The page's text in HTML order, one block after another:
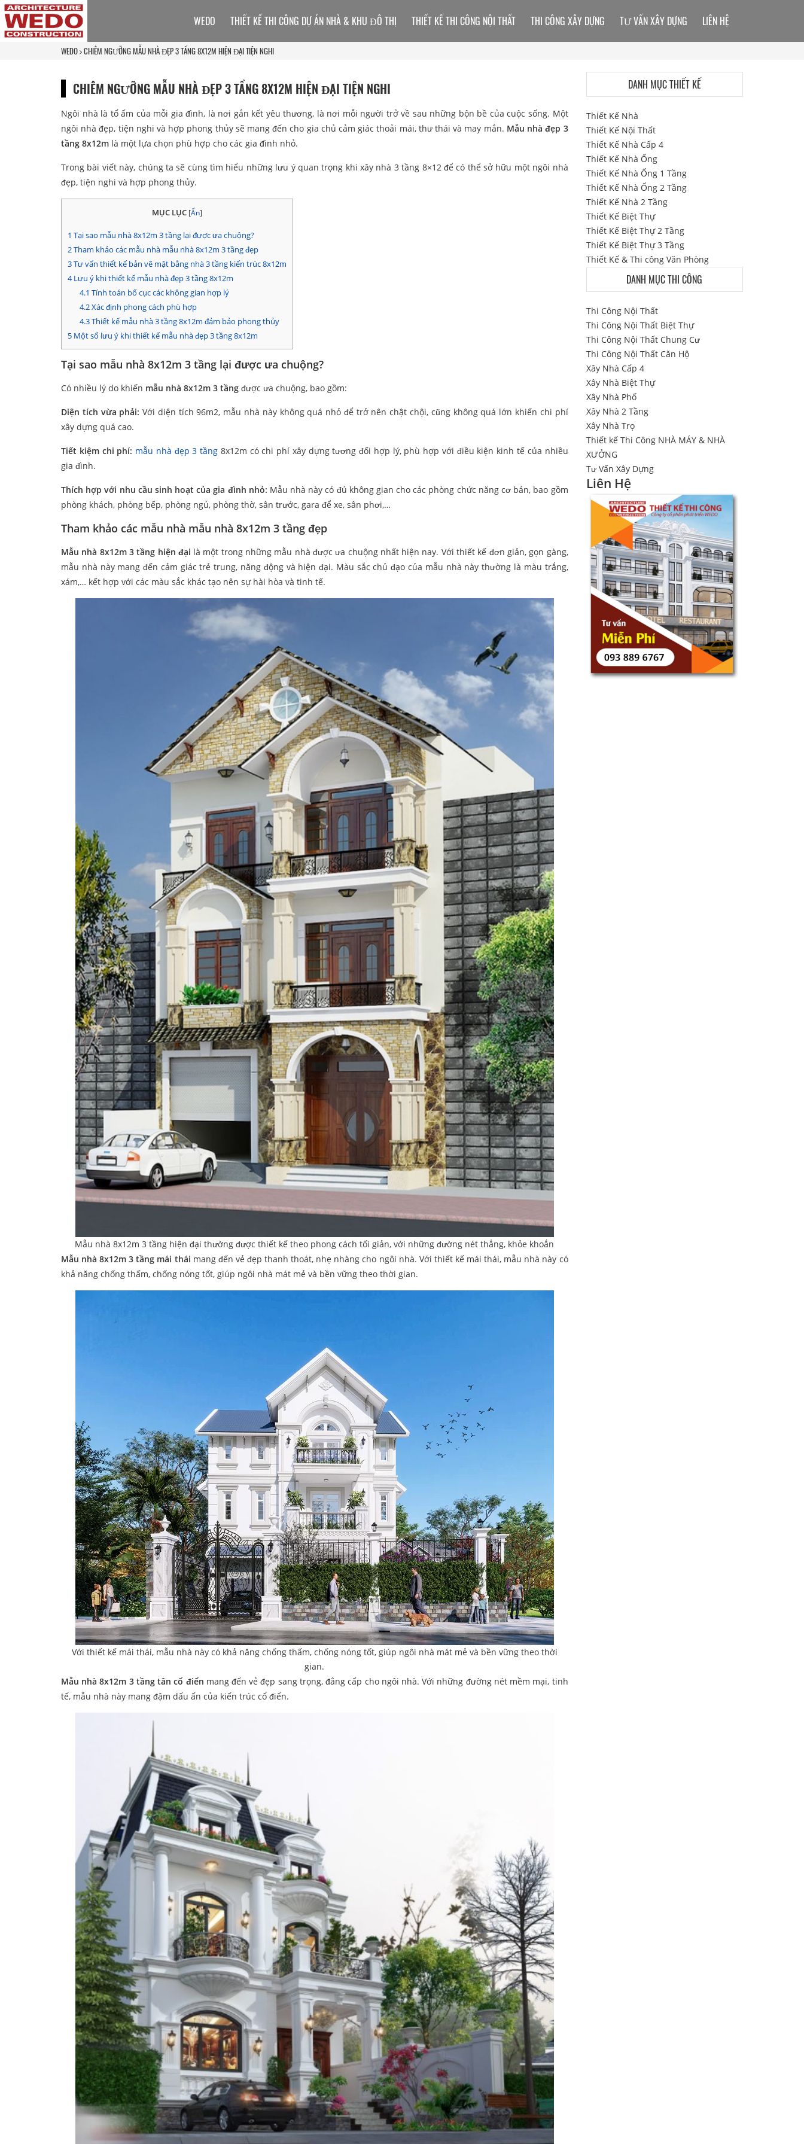
WEDO CHIÊM NGƯỠNG MẪU NHÀ ĐẸP 3 TẦNG 8X12M HIỆN ĐẠI TIỆN NGHI
CHIÊM NGƯỠNG MẪU NHÀ ĐẸP 3 TẦNG 8X12M HIỆN ĐẠI TIỆN NGHI
Ngôi nhà là tổ ấm của mỗi gia đình, là nơi gắn kết yêu thương, là nơi mỗi người trở về sau những bộn bề của cuộc sống. Một
ngôi nhà đẹp, tiện nghi và hợp phong thủy sẽ mang đến cho gia chủ cảm giác thoải mái, thư thái và may mắn. Mẫu nhà đẹp 3
tầng 8x12m là một lựa chọn phù hợp cho các gia đình nhỏ.
Trong bài viết này, chúng ta sẽ cùng tìm hiểu những lưu ý quan trọng khi xây nhà 3 tầng 8×12 để có thể sở hữu một ngôi nhà
đẹp, tiện nghi và hợp phong thủy.
MỤC LỤC [Ẩn]
1 Tại sao mẫu nhà 8x12m 3 tầng lại được ưa chuộng?
2Tham khảo các mẫu nhà mẫu nhà 8x12m 3 tầng đẹp
3Tư vấn thiết kế bản vẽ mặt bằng nhà 3 tầng kiến trúc 8x12m
4Lưu ý khi thiết kế mẫu nhà đẹp 3 tầng 8x12m
4.1 Tính toán bố cục các không gian hợp lý
4.2Xác định phong cách phù hợp
4.3Thiết kế mẫu nhà 3 tầng 8x12m đảm bảo phong thủy
5 Một số lưu ý khi thiết kế mẫu nhà đẹp 3 tầng 8x12m
Tại sao mẫu nhà 8x12m 3 tầng lại được ưa chuộng?
Có nhiều lý do khiến mẫu nhà 8x12m 3 tầng được ưa chuộng, bao gồm:
Diện tích vừa phải: Với diện tích 96m2, mẫu nhà này không quá nhỏ để trở nên chật chội, cũng không quá lớn khiến chi phí
xây dựng quá cao.
Tiết kiệm chi phí: mẫu nhà đẹp 3 tầng 8x12m có chi phí xây dựng tương đối hợp lý, phù hợp với điều kiện kinh tế của nhiều
gia đình.
Thích hợp với nhu cầu sinh hoạt của gia đình nhỏ: Mẫu nhà này có đủ không gian cho các phòng chức năng cơ bản, bao gồm
phòng khách, phòng bếp, phòng ngủ, phòng thờ, sân trước, gara để xe, sân phơi,…
Tham khảo các mẫu nhà mẫu nhà 8x12m 3 tầng đẹp
Mẫu nhà 8x12m 3 tầng hiện đại là một trong những mẫu nhà được ưa chuộng nhất hiện nay. Với thiết kế đơn giản, gọn gàng,
mẫu nhà này mang đến cảm giác trẻ trung, năng động và hiện đại. Màu sắc chủ đạo của mẫu nhà này thường là màu trắng,
xám,… kết hợp với các màu sắc khác tạo nên sự hài hòa và tinh tế.
Mẫu nhà 8x12m 3 tầng hiện đại thường được thiết kế theo phong cách tối giản, với những đường nét thẳng, khỏe khoắn
Mẫu nhà 8x12m 3 tầng mái thái mang đến vẻ đẹp thanh thoát, nhẹ nhàng cho ngôi nhà. Với thiết kế mái thái, mẫu nhà này có
khả năng chống thấm, chống nóng tốt, giúp ngôi nhà mát mẻ và bền vững theo thời gian.
Với thiết kế mái thái, mẫu nhà này có khả năng chống thấm, chống nóng tốt, giúp ngôi nhà mát mẻ và bền vững theo thời
gian.
Mẫu nhà 8x12m 3 tầng tân cổ điển mang đến vẻ đẹp sang trọng, đẳng cấp cho ngôi nhà. Với những đường nét mềm mại, tinh
tế, mẫu nhà này mang đậm dấu ấn của kiến trúc cổ điển.
WEDO THIẾT KẾ THI CÔNG DỰ ÁN NHÀ & KHU ĐÔ THỊ THIẾT KẾ THI CÔNG NỘI THẤT THI CÔNG XÂY DỰNG TƯ VẤN XÂY DỰNG LIÊN HỆ
DANH MỤC THIẾT KẾ
Thiết Kế Nhà
Thiết Kế Nội Thất
Thiết Kế Nhà Cấp 4
Thiết Kế Nhà Ống
Thiết Kế Nhà Ống 1 Tầng
Thiết Kế Nhà Ống 2 Tầng
Thiết Kế Nhà 2 Tầng
Thiết Kế Biệt Thự
Thiết Kế Biệt Thự 2 Tầng
Thiết Kế Biệt Thự 3 Tầng
Thiết Kế & Thi công Văn Phòng
DANH MỤC THI CÔNG
Thi Công Nội Thất
Thi Công Nội Thất Biệt Thự
Thi Công Nội Thất Chung Cư
Thi Công Nội Thất Căn Hộ
Xây Nhà Cấp 4
Xây Nhà Biệt Thự
Xây Nhà Phố
Xây Nhà 2 Tầng
Xây Nhà Trọ
Thiết kế Thi Công NHÀ MÁY & NHÀ
XƯỞNG
Tư Vấn Xây Dựng
Liên Hệ